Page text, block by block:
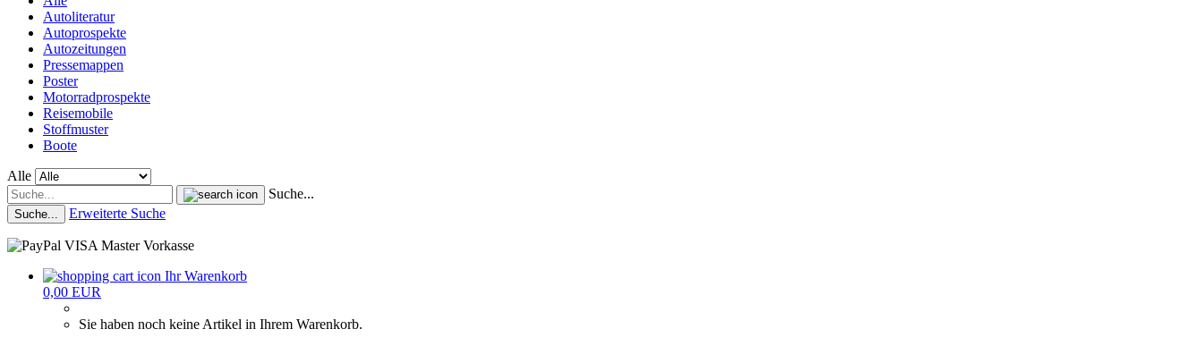
Autoliteratur
Autoprospekte
Autozeitungen
Pressemappen
Poster
Motorradprospekte
Reisemobile
Stoffmuster
Boote
Alle
Suche...
Suche... Erweiterte Suche
Ihr Warenkorb
0,00 EUR
Sie haben noch keine Artikel in Ihrem Warenkorb.